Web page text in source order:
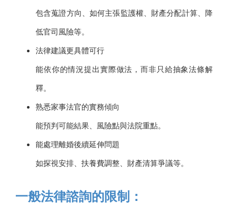
包含蒐證方向、如何主張監護權、財產分配計算、降
低官司風險等。
法律建議更具體可行
能依你的情況提出實際做法，而非只給抽象法條解
釋。
熟悉家事法官的實務傾向
能預判可能結果、風險點與法院重點。
能處理離婚後續延伸問題
如探視安排、扶養費調整、財產清算爭議等。
一般法律諮詢的限制：